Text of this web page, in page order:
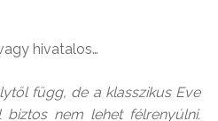
hivatalos…
függ, de a klasszikus Eve
nem lehet félrenyúlni.